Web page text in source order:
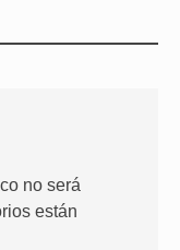
no será
están